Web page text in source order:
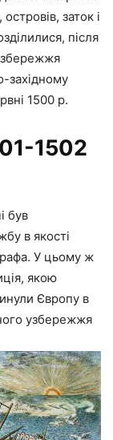
заток і
після
західному
1500 р.
1502
був
в якості
У цьому ж
якою
Європу в
узбережжя